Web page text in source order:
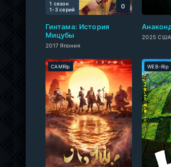
Гинтама: История
Мицубы
2017 Япония
1 сезон
1-3 cерий
0
2025 США
CAMRip WEB-Rip